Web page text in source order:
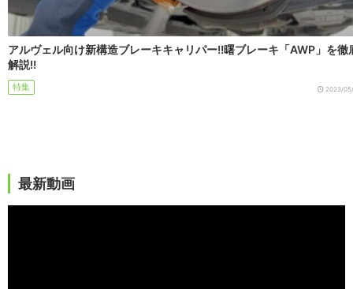
アルヴェル向け新構造ブレーキキャリパー!!曙ブレーキ「AWP」を徹
解説!!
特集 2023/
最新動画